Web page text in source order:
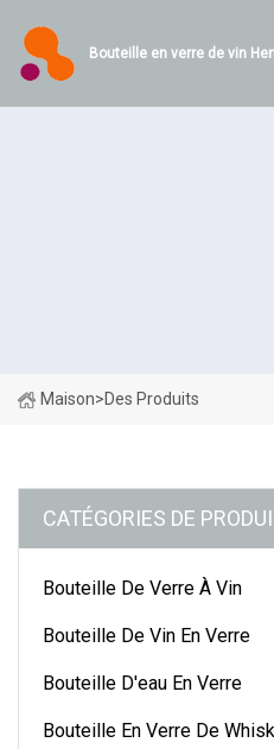
Bouteille en verre de vin
Maison>Des Produits
CATÉGORIES DE
Bouteille De Verre À Vin
Bouteille De Vin En Verre
Bouteille D'eau En Verre
Bouteille En Verre De